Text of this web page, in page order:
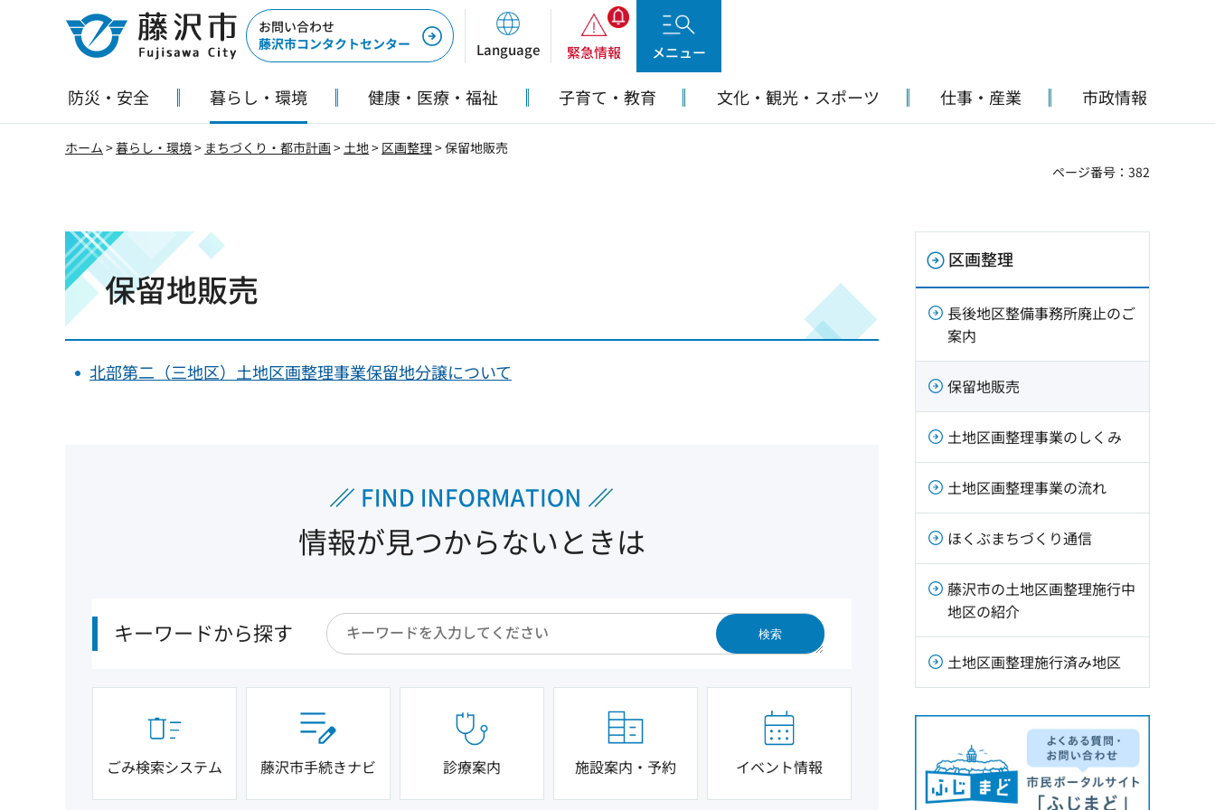
藤沢市
お問い合わせ
藤沢市コンタクトセンター
Language 緊急情報 メニュー
防災・安全 暮らし・環境 健康・医療・福祉 子育て・教育 文化・観光・スポーツ 仕事・産業 市政情報
ホーム >暮らし・環境> まちづくり・都市計画>土地> 区画整理> 保留地販売
ページ番号：382
保留地販売
北部第二（三地区）土地区画整理事業保留地分譲について
情報が見つからないときは
キーワードから探す 検索
ごみ検索システム 藤沢市手続きナビ 診療案内 施設案内・予約 イベント情報
区画整理
長後地区整備事務所廃止のご
案内
保留地販売
土地区画整理事業のしくみ
土地区画整理事業の流れ
ほくぶまちづくり通信
藤沢市の土地区画整理施行中
地区の紹介
土地区画整理施行済み地区